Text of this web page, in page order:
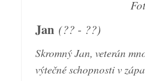
Jan (?? - ??)
Skromný Jan, veterán
výtečné schopnosti v